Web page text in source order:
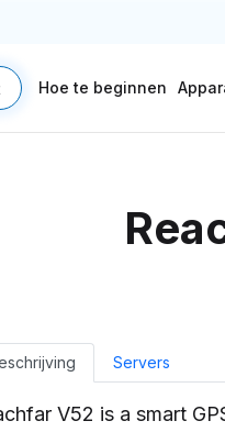
Hoe te beginnen
Servers
V52 is a smart